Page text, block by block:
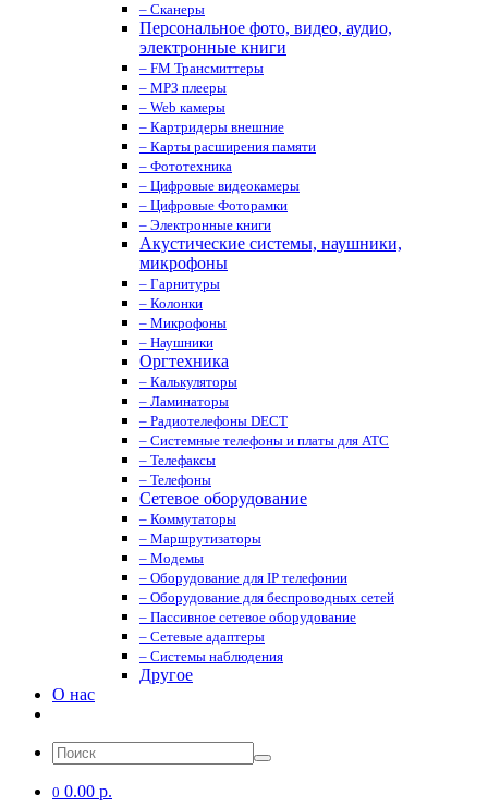
– Сканеры
Персональное фото, видео, аудио,
электронные книги
– FM Трансмиттеры
– MP3 плееры
– Web камеры
– Картридеры внешние
– Карты расширения памяти
– Фототехника
– Цифровые видеокамеры
– Цифровые Фоторамки
– Электронные книги
Акустические системы, наушники,
микрофоны
– Гарнитуры
– Колонки
– Микрофоны
– Наушники
Оргтехника
– Калькуляторы
– Ламинаторы
– Радиотелефоны DECT
– Системные телефоны и платы для АТС
– Телефаксы
– Телефоны
Сетевое оборудование
– Коммутаторы
– Маршрутизаторы
– Модемы
– Оборудование для IP телефонии
– Оборудование для беспроводных сетей
– Пассивное сетевое оборудование
– Сетевые адаптеры
– Системы наблюдения
Другое
О нас
0 0.00 р.